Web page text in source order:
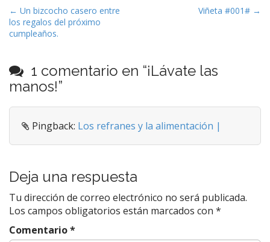
N
a
v
g
a
c
d
e
e
n
t
← Un bizcocho casero entre
los regalos del próximo
cumpleaños.
Viñeta #001# →
1 comentario en “¡Lávate las
manos!”
Pingback: Los refranes y la alimentación |
Deja una respuesta
Tu dirección de correo electrónico no será publicada.
Los campos obligatorios están marcados con *
Comentario*